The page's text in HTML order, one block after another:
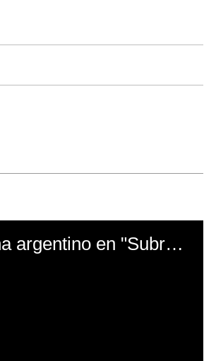
El mal momento de Yanina Gasañol con un hincha argentino en "Subrayado"